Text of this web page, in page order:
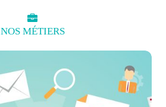
NOS MÉTIERS